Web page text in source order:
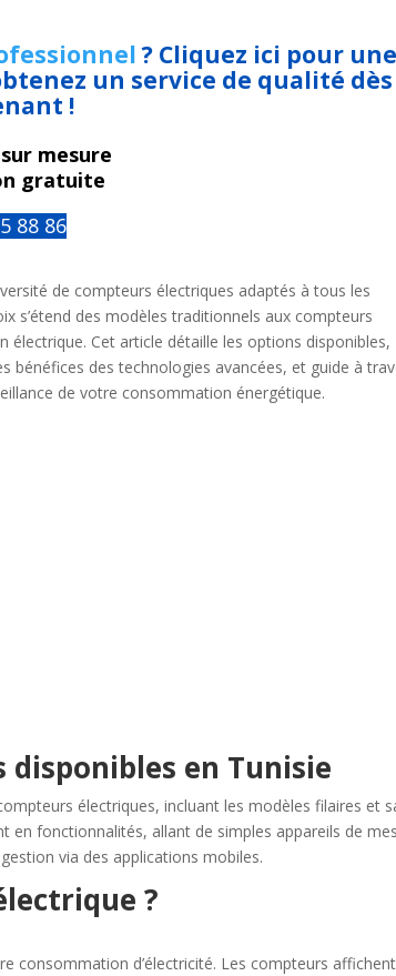
? Cliquez ici pour une
un service de qualité dès
!
mesure
gratuite
88 86
de compteurs électriques adaptés à tous les
s’étend des modèles traditionnels aux compteurs
Cet article détaille les options disponibles,
des technologies avancées, et guide à
de votre consommation énergétique.
en Tunisie
électriques, incluant les modèles filaires et
en fonctionnalités, allant de simples appareils de
via des applications mobiles.
?
consommation d’électricité. Les compteurs